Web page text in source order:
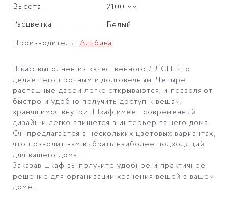
Высота
2100 мм
Расцветка
Белый
Производитель:Альбина
Шкаф выполнен из качественного ЛДСП, что
делает его прочным и долговечным. Четыре
распашные двери легко открываются, и позволяют
быстро и удобно получить доступ к вещам,
хранящимся внутри. Шкаф имеет современный
дизайн и легко впишется в интерьер вашего дома.
Он предлагается в нескольких цветовых вариантах,
что позволит вам выбрать наиболее подходящий
для вашего дома.
Заказав шкаф вы получите удобное и практичное
решение для организации хранения вещей в вашем
доме.